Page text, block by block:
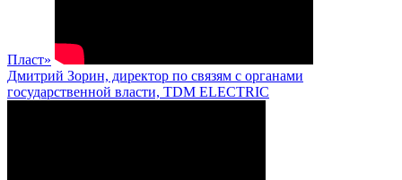
Пласт»
Дмитрий Зорин, директор по связям с органами
государственной власти, TDM ELECTRIC